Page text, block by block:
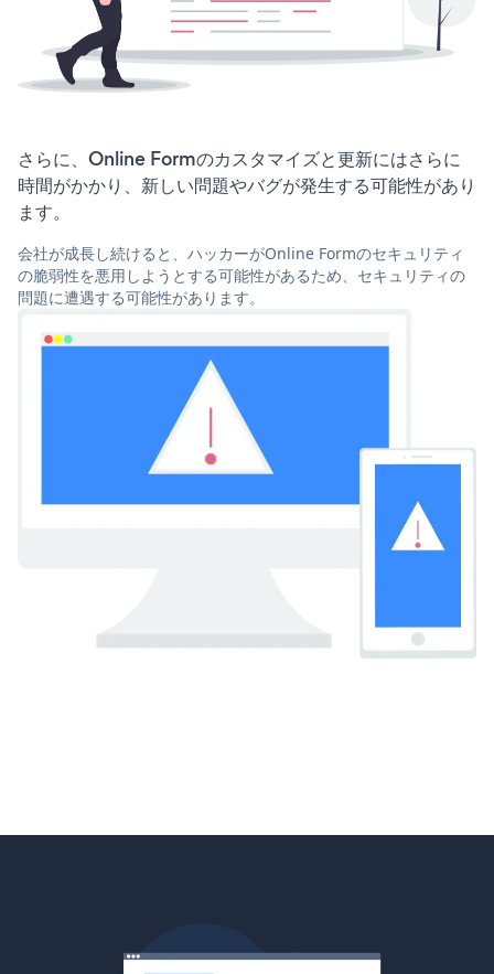
さらに、Online Formのカスタマイズと更新にはさらに
時間がかかり、新しい問題やバグが発生する可能性があり
ます。
会社が成長し続けると、ハッカーがOnline Formのセキュリティ
の脆弱性を悪用しようとする可能性があるため、セキュリティの
問題に遭遇する可能性があります。